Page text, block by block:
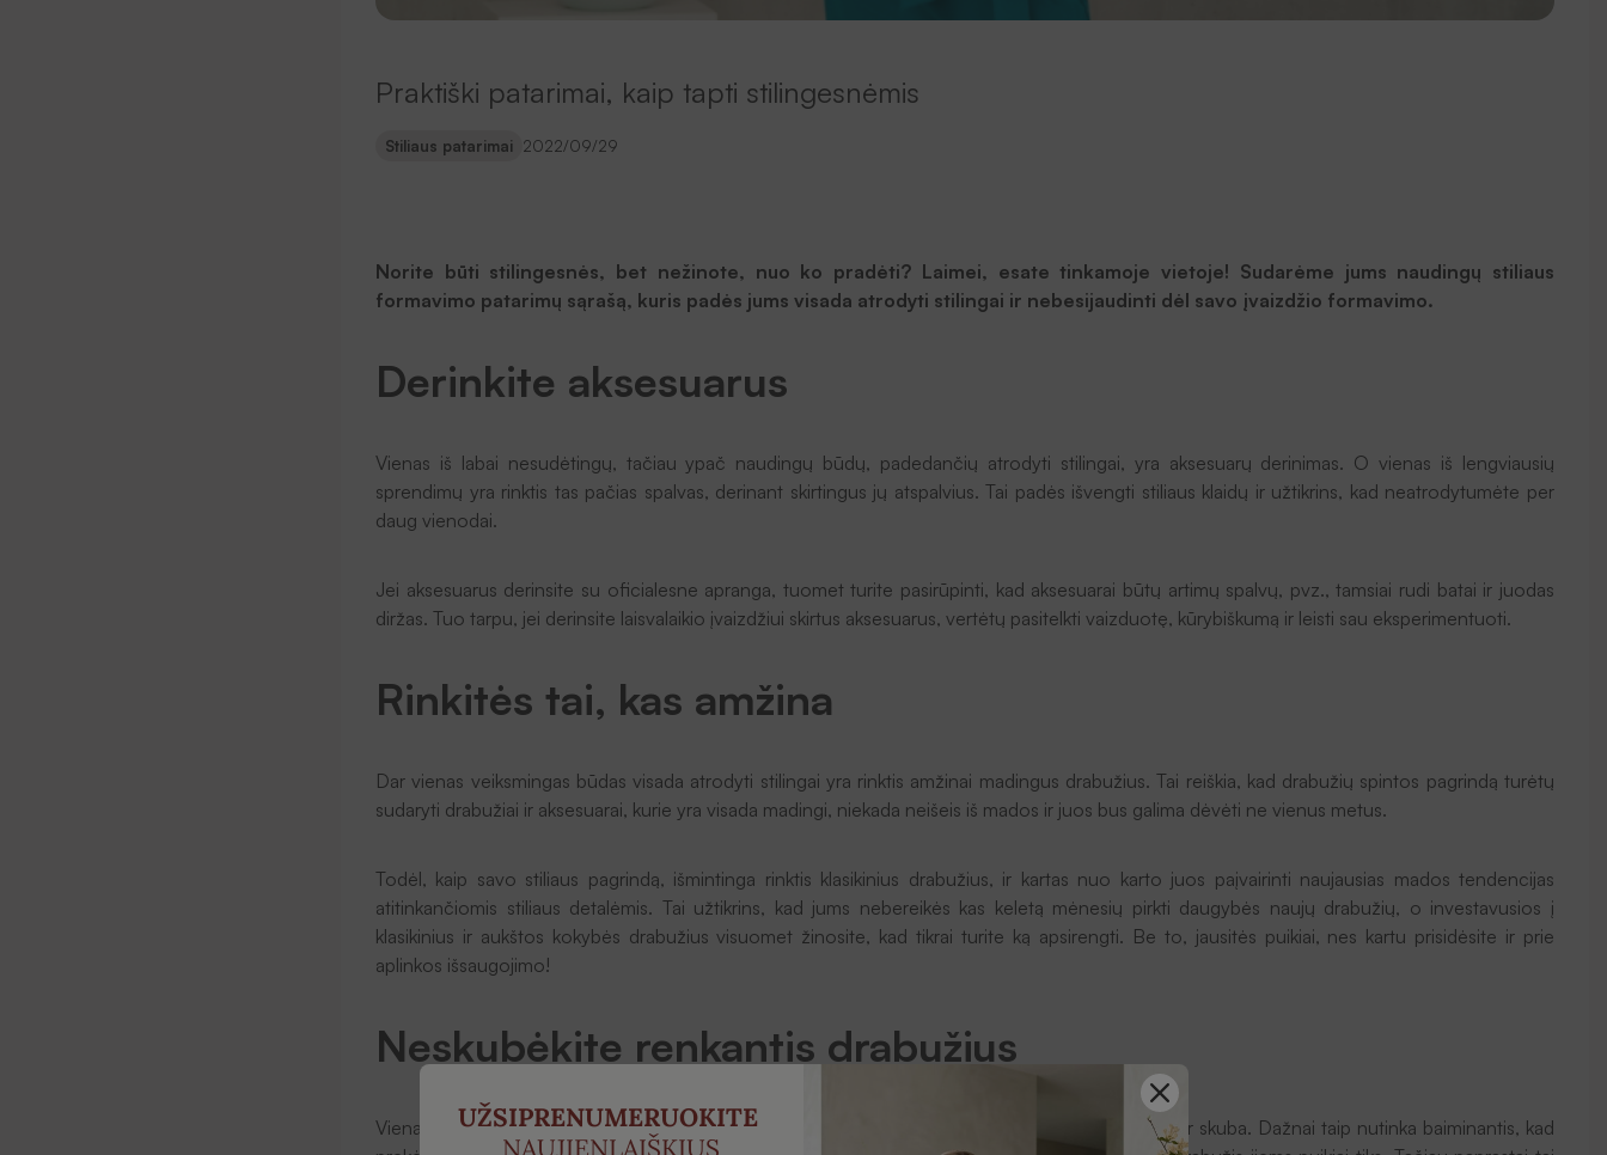
Praktiški patarimai, kaip tapti stilingesnėmis
Stiliaus patarimai 2022/09/29
Norite būti stilingesnės, bet nežinote, nuo ko pradėti? Laimei, esate tinkamoje vietoje! Sudarėme jums naudingų stiliaus
formavimo patarimų sąrašą, kuris padės jums visada atrodyti stilingai ir nebesijaudinti dėl savo įvaizdžio formavimo.
Derinkite aksesuarus
Vienas iš labai nesudėtingų, tačiau ypač naudingų būdų, padedančių atrodyti stilingai, yra aksesuarų derinimas. O vienas iš lengviausių
sprendimų yra rinktis tas pačias spalvas, derinant skirtingus jų atspalvius. Tai padės išvengti stiliaus klaidų ir užtikrins, kad neatrodytumėte per
daug vienodai.
Jei aksesuarus derinsite su oficialesne apranga, tuomet turite pasirūpinti, kad aksesuarai būtų artimų spalvų, pvz., tamsiai rudi batai ir juodas
diržas. Tuo tarpu, jei derinsite laisvalaikio įvaizdžiui skirtus aksesuarus, vertėtų pasitelkti vaizduotę, kūrybiškumą ir leisti sau eksperimentuoti.
Rinkitės tai, kas amžina
Dar vienas veiksmingas būdas visada atrodyti stilingai yra rinktis amžinai madingus drabužius. Tai reiškia, kad drabužių spintos pagrindą turėtų
sudaryti drabužiai ir aksesuarai, kurie yra visada madingi, niekada neišeis iš mados ir juos bus galima dėvėti ne vienus metus.
Todėl, kaip savo stiliaus pagrindą, išmintinga rinktis klasikinius drabužius, ir kartas nuo karto juos paįvairinti naujausias mados tendencijas
atitinkančiomis stiliaus detalėmis. Tai užtikrins, kad jums nebereikės kas keletą mėnesių pirkti daugybės naujų drabužių, o investavusios į
klasikinius ir aukštos kokybės drabužius visuomet žinosite, kad tikrai turite ką apsirengti. Be to, jausitės puikiai, nes kartu prisidėsite ir prie
aplinkos išsaugojimo!
Neskubėkite renkantis drabužius
Viena dažniausiai pasitaikančių klaidų yra ta, kad, renkantis drabužius, dauguma pirkėjų panikuoja ir skuba. Dažnai taip nutinka baiminantis, kad
UŽSIPRENUMERUOKITE
NAUJIENLAIŠKIUS